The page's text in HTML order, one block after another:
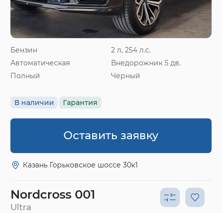
Бензин
2 л, 254 л.с.
Автоматическая
Внедорожник 5 дв.
Полный
Черный
В наличии Гарантия
Оставить заявку
Казань Горьковское шоссе 30к1
Nordcross 001
Ultra